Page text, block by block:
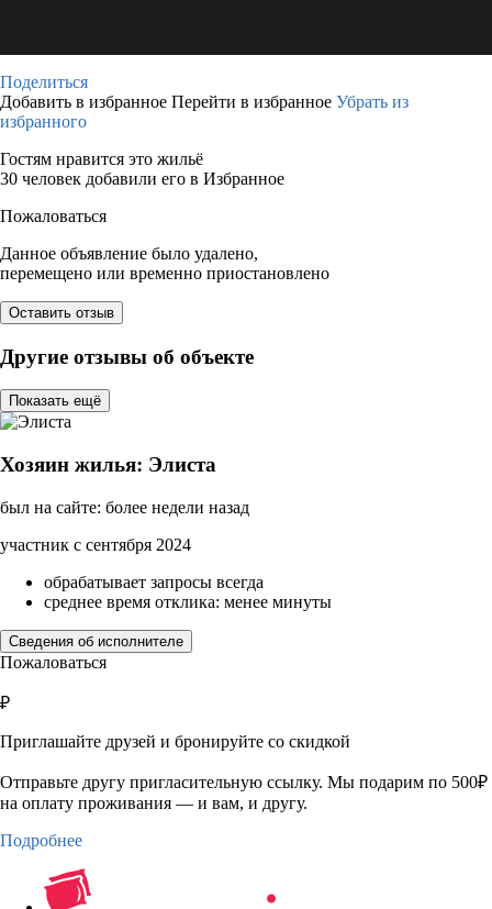
Поделиться
Добавить в избранное Перейти в избранное Убрать из
избранного
Гостям нравится это жильё
30 человек добавили его в Избранное
Пожаловаться
Данное объявление было удалено,
перемещено или временно приостановлено
Оставить отзыв
Другие отзывы об объекте
Показать ещё
Хозяин жилья: Элиста
был на сайте: более недели назад
участник с сентября 2024
обрабатывает запросы всегда
среднее время отклика: менее минуты
Сведения об исполнителе
Пожаловаться
₽
Приглашайте друзей и бронируйте со скидкой
Отправьте другу пригласительную ссылку. Мы подарим по 500₽
на оплату проживания — и вам, и другу.
Подробнее